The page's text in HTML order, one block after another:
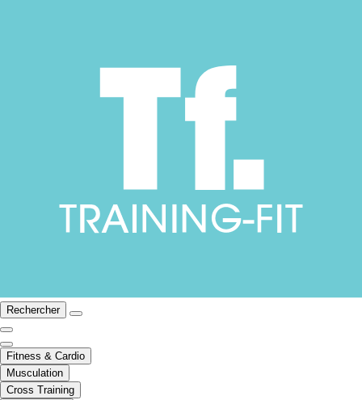
Rechercher
Fitness & Cardio
Musculation
Cross Training